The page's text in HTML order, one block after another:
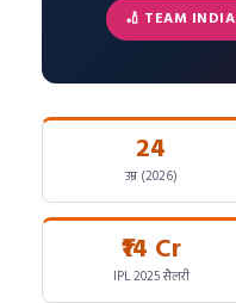
🏏 TEAM
24
उम्र (2026)
₹14 Cr
IPL 2025 सैलरी